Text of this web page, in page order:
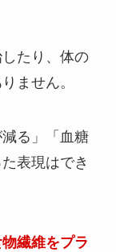
たり、体の
ません。
る」「血糖
表現はでき
繊維をプラ